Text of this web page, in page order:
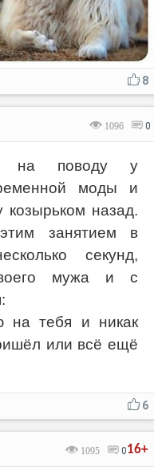
8
1096 0
на поводу у
моды и
козырьком назад.
занятием в
секунд,
мужа и с
на тебя и никак
или всё ещё
6
16+
1095 0